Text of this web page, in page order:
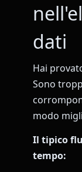
dati
Hai
Sono
modo
Il tipico
tempo: